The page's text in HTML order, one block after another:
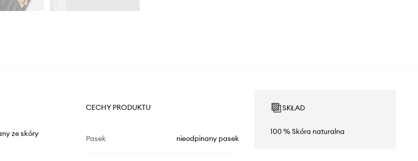
ze skóry
CECHY PRODUKTU
Pasek nieodpinany pasek
SKŁAD
100 % Skóra naturalna